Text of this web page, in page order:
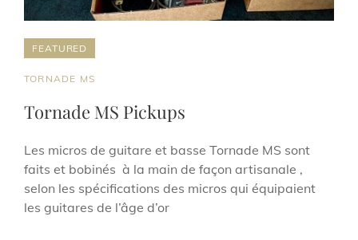
FEATURED
CAT
TORNADE MS
Tornade MS Pickups
Les micros de guitare et basse Tornade MS sont
faits et bobinés à la main de façon artisanale ,
selon les spécifications des micros qui équipaient
les guitares de l’âge d’or